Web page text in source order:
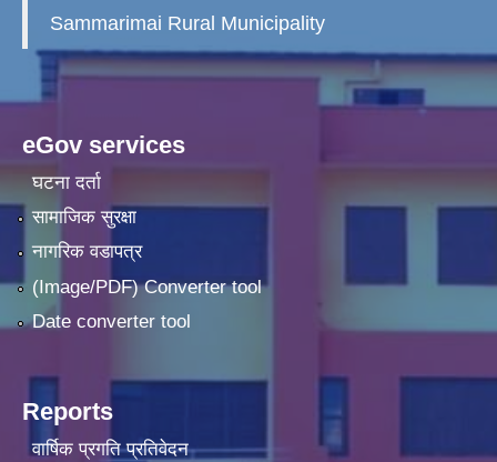
Sammarimai Rural Municipality
eGov services
घटना दर्ता
सामाजिक सुरक्षा
नागरिक वडापत्र
(Image/PDF) Converter tool
Date converter tool
Reports
वार्षिक प्रगति प्रतिवेदन